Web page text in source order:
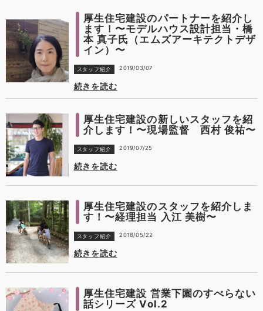
厚生住宅建設のパートナーを紹介し
ます！〜モデルハウス設計担当・橋
本 真子氏（エムズアーキテクトデザ
イン）〜
スタッフ紹介 2019/03/07
続きを読む
厚生住宅建設の新しいスタッフを紹
介します！〜現場監督 西村 俊祐〜
スタッフ紹介 2019/07/25
続きを読む
厚生住宅建設のスタッフを紹介しま
す！〜経理担当 入江 美樹〜
スタッフ紹介 2018/05/22
続きを読む
厚生住宅建設 営業下園のすべらない
話シリーズ Vol.2